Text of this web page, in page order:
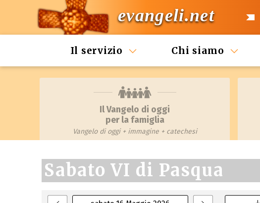
evangeli.net
Il servizio Chi siamo
Il Vangelo di oggi
per la famiglia
Vangelo di oggi + immagine + catechesi
Sabato VI di Pasqua